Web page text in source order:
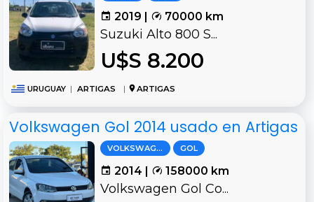
2019 | 70000 km
Suzuki Alto 800 S...
U$S 8.200
URUGUAY | ARTIGAS | ARTIGAS
Volkswagen Gol 2014 usado en Artigas
VOLKSWAGEN GOL
2014 | 158000 km
Volkswagen Gol Co...